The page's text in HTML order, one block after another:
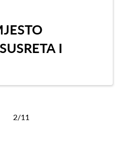
I
2/11